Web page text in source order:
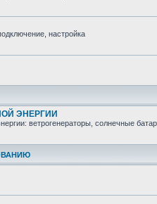
настройка
ЭНЕРГИИ
ветрогенераторы, солнечные